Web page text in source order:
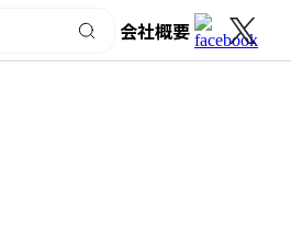
会社概要